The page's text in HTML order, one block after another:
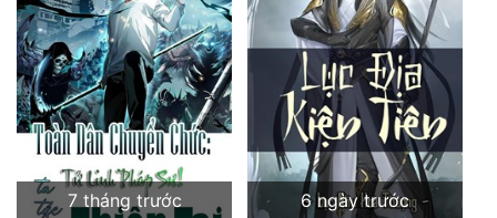
7 tháng trước
6 ngày trước